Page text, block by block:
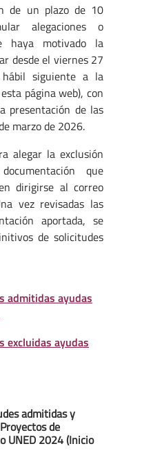
de un plazo de 10
alegaciones o
haya motivado la
desde el viernes 27
siguiente a la
página web), con
presentación de las
marzo de 2026.
alegar la exclusión
que
dirigirse al correo
vez revisadas las
aportada, se
de solicitudes
admitidas ayudas
excluidas ayudas
admitidas y
de
UNED 2024 (Inicio